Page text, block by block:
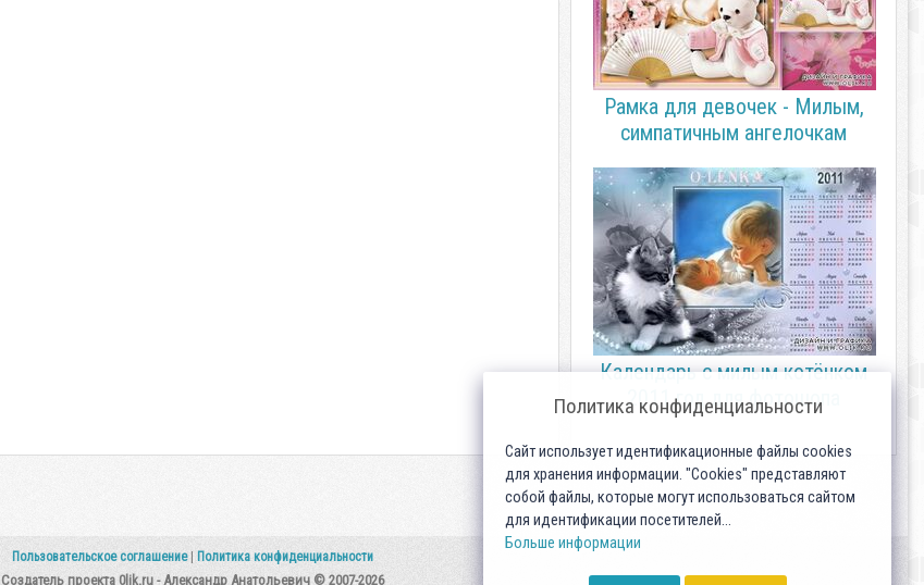
Рамка для девочек - Милым,
симпатичным ангелочкам
Календарь с милым котёнком
2011 год для фотошопа
Пользовательское соглашение Политика конфиденциальности
Создатель проекта 0lik.ru - Александр Анатольевич © 2007-2026
Политика конфиденциальности
Сайт использует идентификационные файлы cookies
для хранения информации. "Cookies" представляют
собой файлы, которые могут использоваться сайтом
для идентификации посетителей...
Больше информации